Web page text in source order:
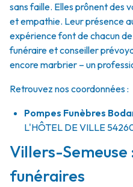
sans faille. Elles prônent des
et empathie. Leur présence
expérience font de chacun
funéraire et conseiller
encore marbrier – un
Retrouvez nos coordonnées :
Pompes Funèbres
L'HÔTEL DE VILLE
Villers-Semeuse
funéraires